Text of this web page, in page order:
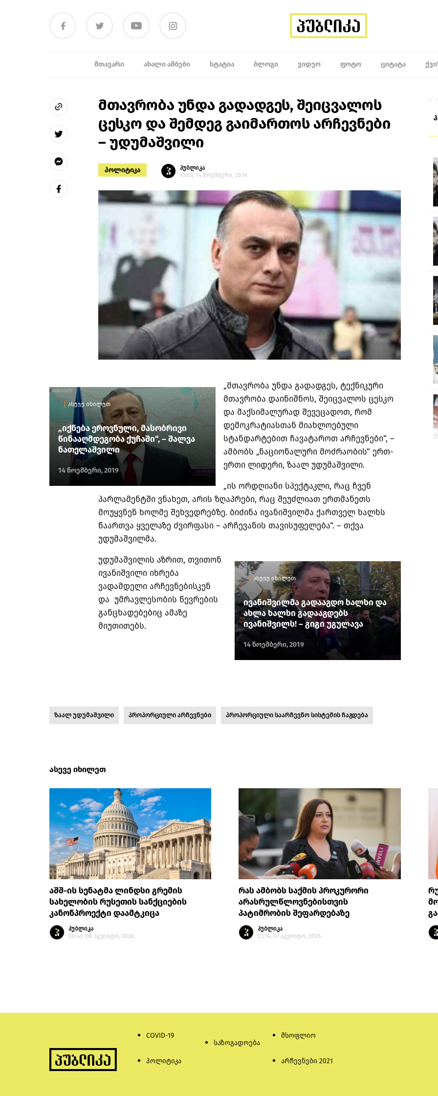
ᲛᲗᲐᲕᲐᲠᲘ ᲐᲮᲐᲚᲘ ᲐᲛᲑᲔᲑᲘ ᲡᲢᲐᲢᲘᲐ ᲑᲚᲝᲒᲘ ᲕᲘᲓᲔᲝ ᲤᲝᲢᲝ ᲪᲘᲢᲐᲢᲐ
მთავრობა უნდა გადადგეს, შეიცვალოს
ცესკო და შემდეგ გაიმართოს არჩევნები
– უდუმაშვილი
პოლიტიკა
პუბლიკა
13:03, 14 ნოემბერი, 2019
ასევე იხილეთ
„იქნება ეროვნული, მასობრივი
წინააღმდეგობა ქუჩაში“, – შალვა
ნათელაშვილი
14 ნოემბერი, 2019
„მთავრობა უნდა გადადგეს, ტექნიკური
მთავრობა დაინიშნოს, შეიცვალოს ცესკო
და მაქსიმალურად შევეცადოთ, რომ
დემოკრატიასთან მიახლოებული
სტანდარტებით ჩავატაროთ არჩევნები“, –
ამბობს „ნაციონალური მოძრაობის“ ერთ-
ერთი ლიდერი, ზაალ უდუმაშვილი.
„ის ორდღიანი სპექტაკლი, რაც ჩვენ
პარლამენტში ვნახეთ, არის ზღაპრები, რაც შეუძლიათ ერთმანეთს
მოუყვნენ ხოლმე შეხვედრებზე. ბიძინა ივანიშვილმა ქართველ ხალხს
წაართვა ყველაზე ძვირფასი – არჩევანის თავისუფელება“. – თქვა
უდუმაშვილმა.
ასევე იხილეთ
ივანიშვილმა გადააგდო ხალხი და
ახლა ხალხი გადააგდებს
ივანიშვილს! – გიგი უგულავა
14 ნოემბერი, 2019
უდუმაშვილის აზრით, თვითონ
ივანიშვილი იხრება
ვადამდელი არჩევნებისკენ
და უმრავლესობის წევრების
განცხადებებიც ამაზე
მიუთითებს.
ზაალ უდუმაშვილი პროპორციული არჩევნები პროპორციული საარჩევნო სისტემის ჩაგდება
ასევე იხილეთ
აშშ-ის სენატმა ლინდსი გრემის
სახელობის რუსეთის სანქციების
კანონპროექტი დაამტკიცა
პუბლიკა
00:43, 08 აგვისტო, 2026
რას ამბობს საქმის პროკურორი
არასრულწლოვნებისთვის
პატიმრობის შეფარდებაზე
პუბლიკა
23:14, 07 აგვისტო, 2026
COVID-19
პოლიტიკა
საზოგადოება
მსოფლიო
არჩევნები 2021